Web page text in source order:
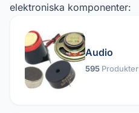
elektroniska komponenter:
Audio
595 Produkter